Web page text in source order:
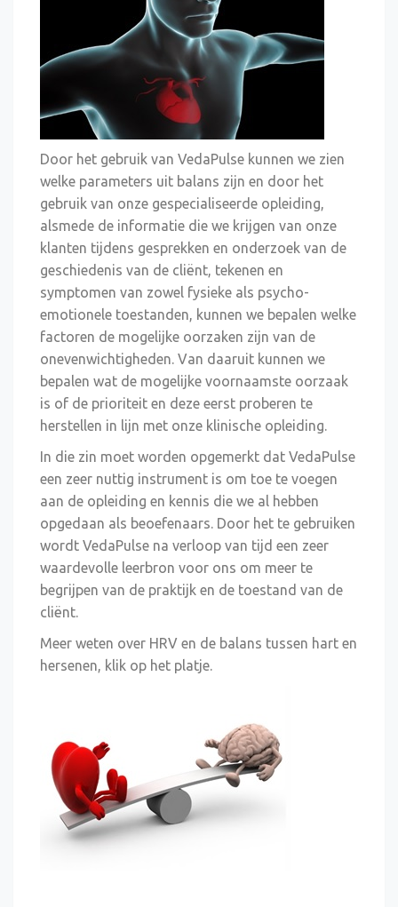
Door het gebruik van VedaPulse kunnen we zien
welke parameters uit balans zijn en door het
gebruik van onze gespecialiseerde opleiding,
alsmede de informatie die we krijgen van onze
klanten tijdens gesprekken en onderzoek van de
geschiedenis van de cliënt, tekenen en
symptomen van zowel fysieke als psycho-
emotionele toestanden, kunnen we bepalen welke
factoren de mogelijke oorzaken zijn van de
onevenwichtigheden. Van daaruit kunnen we
bepalen wat de mogelijke voornaamste oorzaak
is of de prioriteit en deze eerst proberen te
herstellen in lijn met onze klinische opleiding.
In die zin moet worden opgemerkt dat VedaPulse
een zeer nuttig instrument is om toe te voegen
aan de opleiding en kennis die we al hebben
opgedaan als beoefenaars. Door het te gebruiken
wordt VedaPulse na verloop van tijd een zeer
waardevolle leerbron voor ons om meer te
begrijpen van de praktijk en de toestand van de
cliënt.
Meer weten over HRV en de balans tussen hart en
hersenen, klik op het platje.